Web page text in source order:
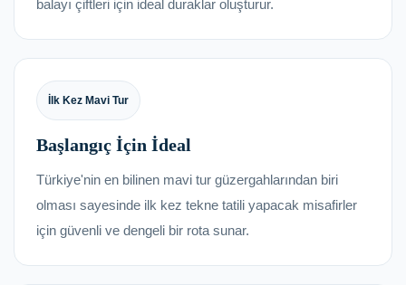
balayı çiftleri için ideal duraklar oluşturur.
İlk Kez Mavi Tur
Başlangıç İçin İdeal
Türkiye'nin en bilinen mavi tur güzergahlarından biri
olması sayesinde ilk kez tekne tatili yapacak misafirler
için güvenli ve dengeli bir rota sunar.